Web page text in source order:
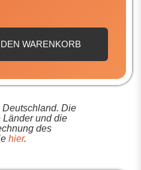
WARENKORB
Die
Länder und die
des
hier.